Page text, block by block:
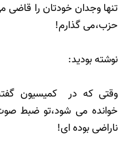
تنها وجدان خودتان را قاضی
حزب،می گذارم!
نوشته بودید:
وقتی که در کمیسیون
خوانده می شود،تو ضبط
ناراضی بوده ای!